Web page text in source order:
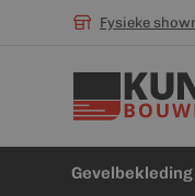
Fysieke
Gevelbekleding